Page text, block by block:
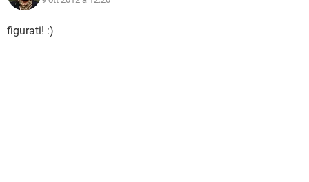
figurati! :)